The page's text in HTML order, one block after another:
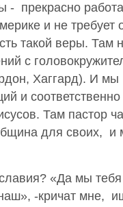
- прекрасно
и не требует
такой веры. Там
с
Хаггард). И мы
и
Там пастор
для своих, и
«Да мы
-кричат мне,